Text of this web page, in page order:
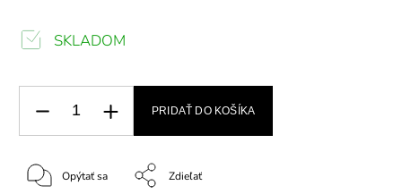
SKLADOM
PRIDAŤ DO KOŠÍKA
Opýtať sa Zdieľať